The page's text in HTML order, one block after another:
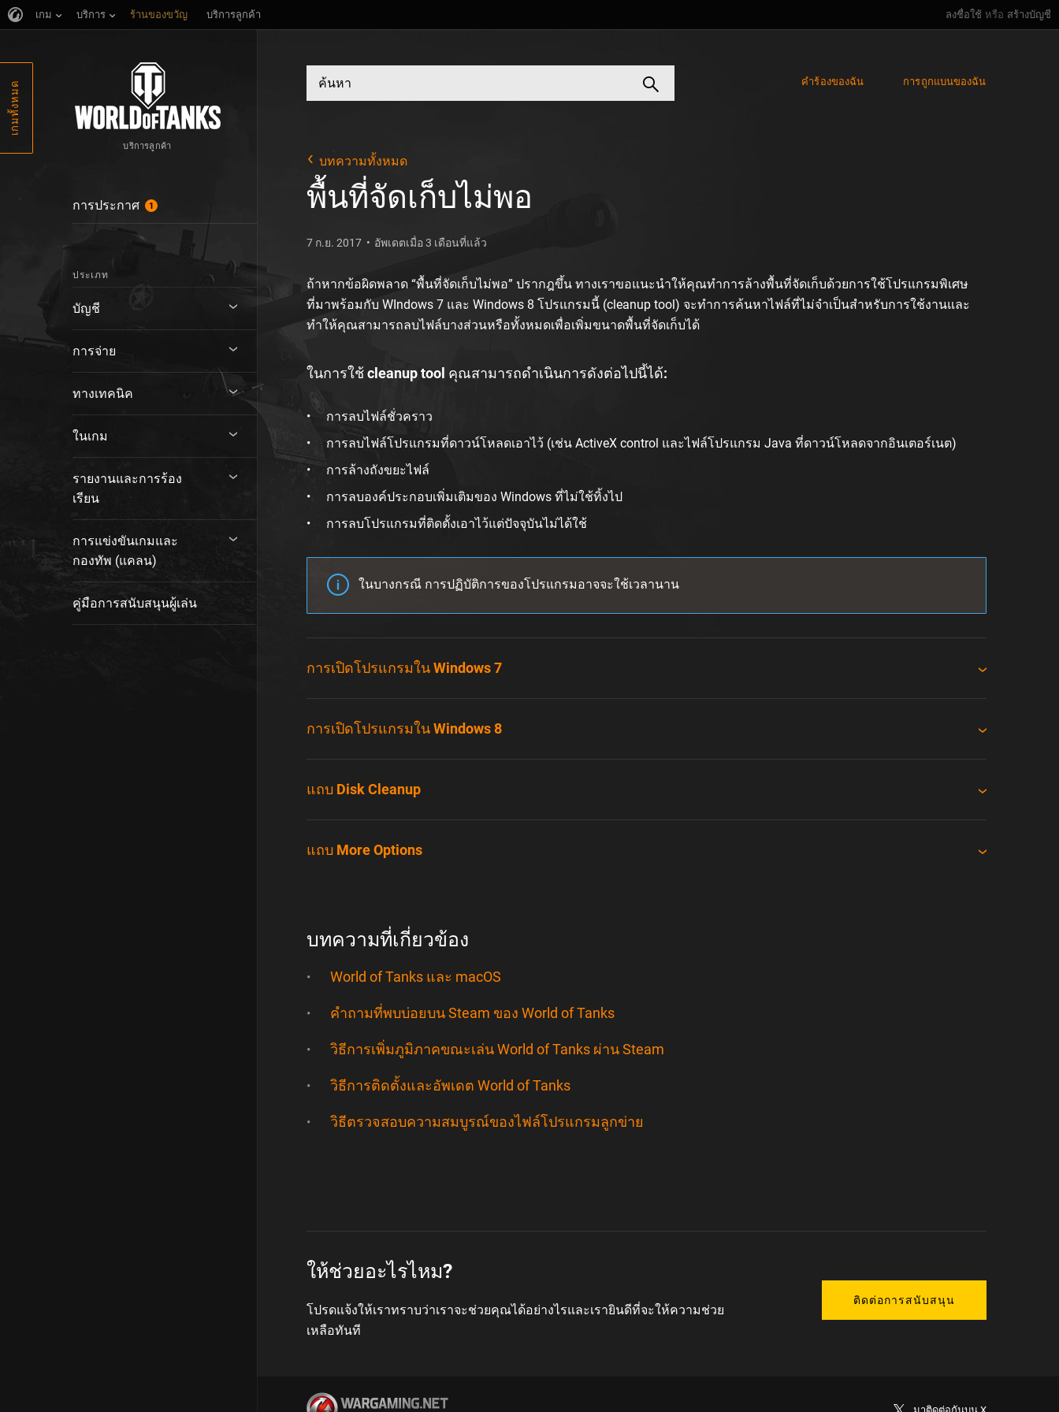
ลงชื่อใช้ หรือ สร้างบัญชี
เกม บริการ ร้านของขวัญ บริการลูกค้า
เกมทั้งหมด
บริการลูกค้า
การประกาศ 1
ประเภท
บัญชี
การจ่าย
ทางเทคนิค
ในเกม
รายงานและการร้อง
เรียน
การแข่งขันเกมและ
กองทัพ (แคลน)
คู่มือการสนับสนุนผู้เล่น
คำร้องของฉัน การถูกแบนของฉัน
บทความทั้งหมด
พื้นที่จัดเก็บไม่พอ
7 ก.ย. 2017 อัพเดตเมื่อ 3 เดือนที่แล้ว
ถ้าหากข้อผิดพลาด “พื้นที่จัดเก็บไม่พอ” ปรากฎขึ้น ทางเราขอแนะนำให้คุณทำการล้างพื้นที่จัดเก็บด้วยการใช้โปรแกรมพิเศษ
ที่มาพร้อมกับ WIndows 7 และ Windows 8 โปรแกรมนี้ (cleanup tool) จะทำการค้นหาไฟล์ที่ไม่จำเป็นสำหรับการใช้งานและ
ทำให้คุณสามารถลบไฟล์บางส่วนหรือทั้งหมดเพื่อเพิ่มขนาดพื้นที่จัดเก็บได้
ในการใช้ cleanup tool คุณสามารถดำเนินการดังต่อไปนี้ได้:
การลบไฟล์ชั่วคราว
การลบไฟล์โปรแกรมที่ดาวน์โหลดเอาไว้ (เช่น ActiveX control และไฟล์โปรแกรม Java ที่ดาวน์โหลดจากอินเตอร์เนต)
การล้างถังขยะไฟล์
การลบองค์ประกอบเพิ่มเติมของ Windows ที่ไม่ใช้ทิ้งไป
การลบโปรแกรมที่ติดตั้งเอาไว้แต่ปัจจุบันไม่ได้ใช้
ในบางกรณี การปฏิบัติการของโปรแกรมอาจจะใช้เวลานาน
การเปิดโปรแกรมใน Windows 7
การเปิดโปรแกรมใน Windows 8
แถบ Disk Cleanup
แถบ More Options
บทความที่เกี่ยวข้อง
World of Tanks และ macOS
คำถามที่พบบ่อยบน Steam ของ World of Tanks
วิธีการเพิ่มภูมิภาคขณะเล่น World of Tanks ผ่าน Steam
วิธีการติดตั้งและอัพเดต World of Tanks
วิธีตรวจสอบความสมบูรณ์ของไฟล์โปรแกรมลูกข่าย
ให้ช่วยอะไรไหม?
โปรดแจ้งให้เราทราบว่าเราจะช่วยคุณได้อย่างไรและเรายินดีที่จะให้ความช่วย
เหลือทันที
ติดต่อการสนับสนุน
มาติดต่อกันบน X